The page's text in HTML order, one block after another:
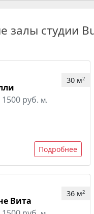
залы студии
30 м2
1500 руб. м.
Подробнее
36 м2
Вита